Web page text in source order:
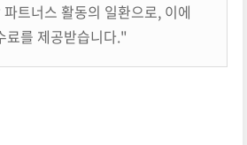
트너스 활동의 일환으로, 이에
료를 제공받습니다."